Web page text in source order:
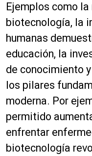
Ejemplos como
biotecnología, la
humanas
educación, la
de conocimiento
los pilares
moderna. Por
permitido
enfrentar
biotecnología